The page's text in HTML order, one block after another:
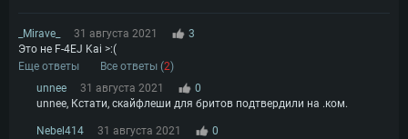
_Mirave_ 31 августа 2021
3
Это не F-4EJ Kai >:(
Еще ответы
Все ответы (2)
unnee
31 августа 2021
0
unnee, Кстати, скайфлеши для бритов подтвердили на .ком.
Nebel414 31 августа 2021
0